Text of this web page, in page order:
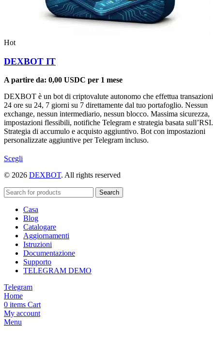
Hot
DEXBOT IT
A partire da: 0,00 USDC per 1 mese
DEXBOT è un bot di criptovalute autonomo che effettua transazioni
24 ore su 24, 7 giorni su 7 direttamente dal tuo portafoglio. Nessun
exchange, nessun intermediario, nessun blocco. Massima sicurezza,
impostazioni flessibili, notifiche Telegram e strategia basata sull’RSI.
Strategia di accumulo e acquisto aggiuntivo. Bot con impostazioni
personalizzate aggiuntive per Telegram incluso.
Scegli
ha
varianti.
opzioni
possono
essere
scelte
nella
pagina
del
prodotto
© 2026 DEXBOT. All rights reserved
Search
Casa
Blog
Catalogare
Aggiornamenti
Istruzioni
Documentazione
Supporto
TELEGRAM DEMO
Telegram
Home
0 items Cart
My account
Menu